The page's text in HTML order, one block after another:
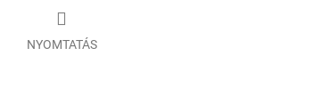
NYOMTATÁS